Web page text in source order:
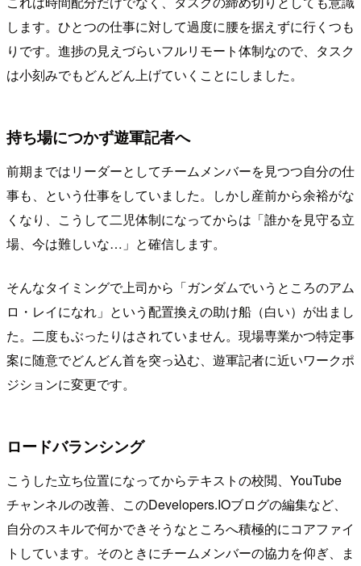
します。ひとつの仕事に対して過度に腰を据えずに行くつも
りです。進捗の見えづらいフルリモート体制なので、タスク
は小刻みでもどんどん上げていくことにしました。
持ち場につかず遊軍記者へ
前期まではリーダーとしてチームメンバーを見つつ自分の仕
事も、という仕事をしていました。しかし産前から余裕がな
くなり、こうして二児体制になってからは「誰かを見守る立
場、今は難しいな…」と確信します。
そんなタイミングで上司から「ガンダムでいうところのアム
ロ・レイになれ」という配置換えの助け船（白い）が出まし
た。二度もぶったりはされていません。現場専業かつ特定事
案に随意でどんどん首を突っ込む、遊軍記者に近いワークポ
ジションに変更です。
ロードバランシング
こうした立ち位置になってからテキストの校閲、YouTube
チャンネルの改善、このDevelopers.IOブログの編集など、
自分のスキルで何かできそうなところへ積極的にコアファイ
トしています。そのときにチームメンバーの協力を仰ぎ、ま